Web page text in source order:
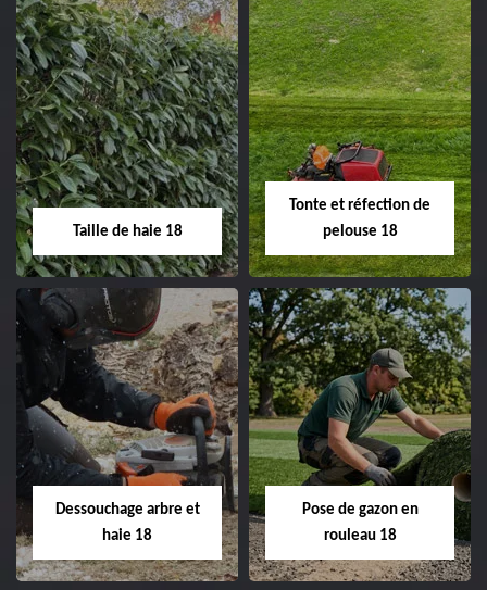
Elagage d'arbre 18
Entreprise élagage
d'arbre 18 Cher tel:
02.52.56.49.40
Abattage d'arbres
18
Entreprise abattage
Taille de haie 18
Taille de haie 18
Entreprise taille de haie
18 Cher tel:
02.52.56.49.40
Tonte et réfection de
pelouse 18
Tonte et réfection
de pelouse 18
Entreprise tonte et
Cher tel: 02.52.56.49.40
Dessouchage arbre et
haie 18
Pose de gazon en
rouleau 18